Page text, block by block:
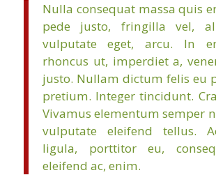
Nulla consequat massa quis
pede justo, fringilla vel,
vulputate eget, arcu. In
rhoncus ut, imperdiet a,
justo. Nullam dictum felis eu
pretium. Integer tincidunt.
Vivamus elementum semper
vulputate eleifend tellus.
ligula, porttitor eu,
eleifend ac, enim.